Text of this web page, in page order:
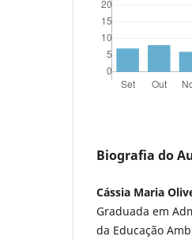
Biografia do
Cássia Maria
Graduada em
da Educação